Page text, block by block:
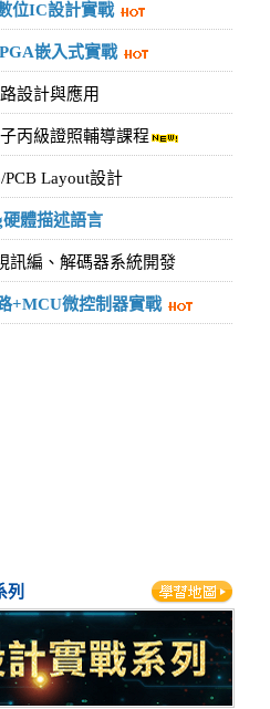
位IC設計實戰
嵌入式實戰
設計與應用
丙級證照輔導課程
PCB Layout設計
體描述語言
訊編、解碼器系統開發
+MCU微控制器實戰
列